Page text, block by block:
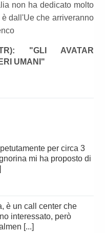
non ha dedicato molto
dall'Ue che arriveranno
"GLI AVATAR
UMANI"
mi ha proposto di
interessato, però
[...]